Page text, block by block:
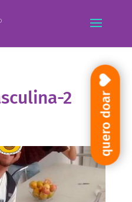
2 quero doar